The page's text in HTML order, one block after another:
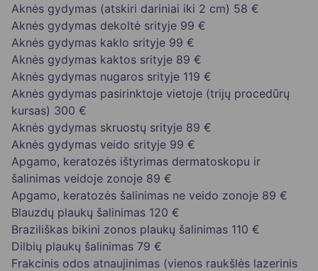
Aknės gydymas (atskiri dariniai iki 2 cm) 58 €
Aknės gydymas dekoltė srityje 99 €
Aknės gydymas kaklo srityje 99 €
Aknės gydymas kaktos srityje 89 €
Aknės gydymas nugaros srityje 119 €
Aknės gydymas pasirinktoje vietoje (trijų procedūrų
kursas) 300 €
Aknės gydymas skruostų srityje 89 €
Aknės gydymas veido srityje 99 €
Apgamo, keratozės ištyrimas dermatoskopu ir
šalinimas veidoje zonoje 89 €
Apgamo, keratozės šalinimas ne veido zonoje 89 €
Blauzdų plaukų šalinimas 120 €
Braziliškas bikini zonos plaukų šalinimas 110 €
Dilbių plaukų šalinimas 79 €
Frakcinis odos atnaujinimas (vienos raukšlės lazerinis